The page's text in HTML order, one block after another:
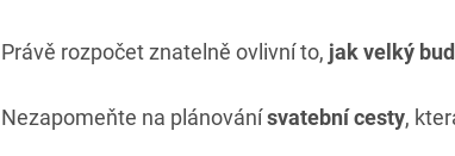
Právě rozpočet znatelně ovlivní to, jak velký
Nezapomeňte na plánovánísvatební cesty,